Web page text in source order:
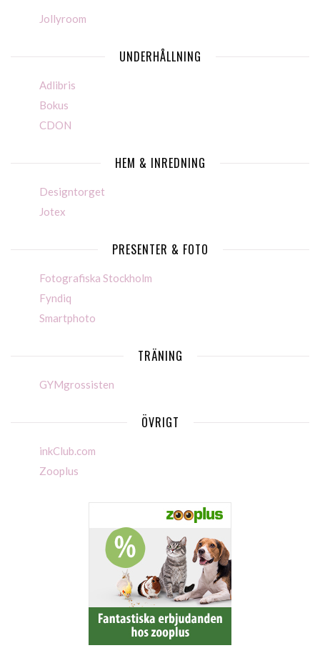
Jollyroom
UNDERHÅLLNING
Adlibris
Bokus
CDON
HEM & INREDNING
Designtorget
Jotex
PRESENTER & FOTO
Fotografiska Stockholm
Fyndiq
Smartphoto
TRÄNING
GYMgrossisten
ÖVRIGT
inkClub.com
Zooplus